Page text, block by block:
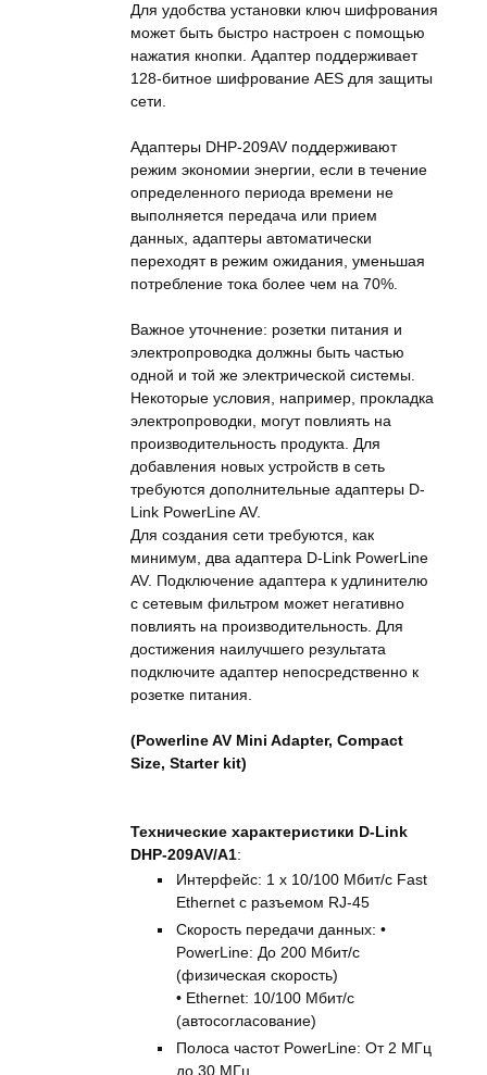
Для удобства установки ключ шифрования
может быть быстро настроен с помощью
нажатия кнопки. Адаптер поддерживает
128-битное шифрование AES для защиты
сети.
Адаптеры DHP-209AV поддерживают
режим экономии энергии, если в течение
определенного периода времени не
выполняется передача или прием
данных, адаптеры автоматически
переходят в режим ожидания, уменьшая
потребление тока более чем на 70%.
Важное уточнение: розетки питания и
электропроводка должны быть частью
одной и той же электрической системы.
Некоторые условия, например, прокладка
электропроводки, могут повлиять на
производительность продукта. Для
добавления новых устройств в сеть
требуются дополнительные адаптеры D-
Link PowerLine AV.
Для создания сети требуются, как
минимум, два адаптера D-Link PowerLine
AV. Подключение адаптера к удлинителю
с сетевым фильтром может негативно
повлиять на производительность. Для
достижения наилучшего результата
подключите адаптер непосредственно к
розетке питания.
(Powerline AV Mini Adapter, Compact
Size, Starter kit)
Технические характеристики D-Link
DHP-209AV/A1:
Интерфейс: 1 x 10/100 Мбит/с Fast
Ethernet с разъемом RJ-45
Скорость передачи данных: •
PowerLine: До 200 Мбит/с
(физическая скорость)
• Ethernet: 10/100 Мбит/с
(автосогласование)
Полоса частот PowerLine: От 2 МГц
до 30 МГц